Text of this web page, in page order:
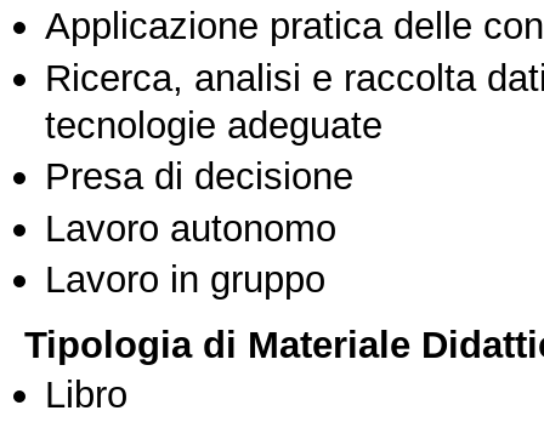
Applicazione pratica delle
Ricerca, analisi e raccolta
tecnologie adeguate
Presa di decisione
Lavoro autonomo
Lavoro in gruppo
Tipologia di Materiale
Libro